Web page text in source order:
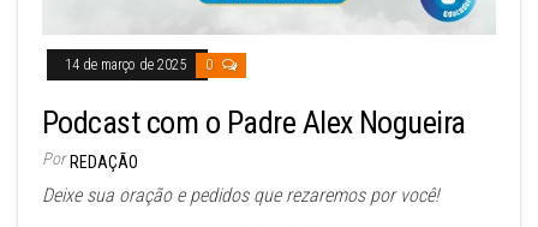
14 de março de 2025 0
Podcast com o Padre Alex Nogueira
Por REDAÇÃO
Deixe sua oração e pedidos que rezaremos por você!